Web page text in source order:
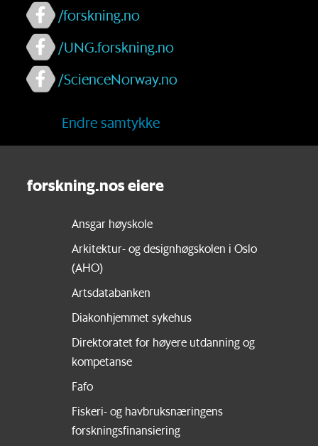
/forskning.no
/UNG.forskning.no
/ScienceNorway.no
Endre samtykke
forskning.nos eiere
Ansgar høyskole
Arkitektur- og designhøgskolen i Oslo
(AHO)
Artsdatabanken
Diakonhjemmet sykehus
Direktoratet for høyere utdanning og
kompetanse
Fafo
Fiskeri- og havbruksnæringens
forskningsfinansiering